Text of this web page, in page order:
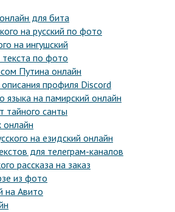
для бита
на русский по фото
на ингушский
текста по фото
Путина онлайн
профиля Discord
языка на памирский онлайн
тайного санты
онлайн
на езидский онлайн
для телеграм-каналов
рассказа на заказ
из фото
на Авито